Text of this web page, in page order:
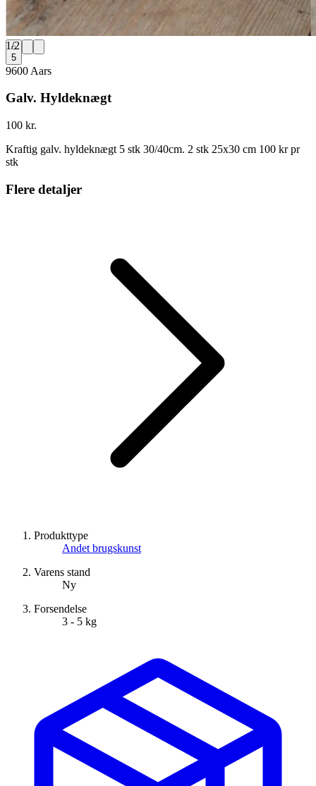
1/2
5
9600 Aars
Galv. Hyldeknægt
100 kr.
Kraftig galv. hyldeknægt 5 stk 30/40cm. 2 stk 25x30 cm 100 kr pr
stk
Flere detaljer
Produkttype
Andet brugskunst
Varens stand
Ny
Forsendelse
3 - 5 kg